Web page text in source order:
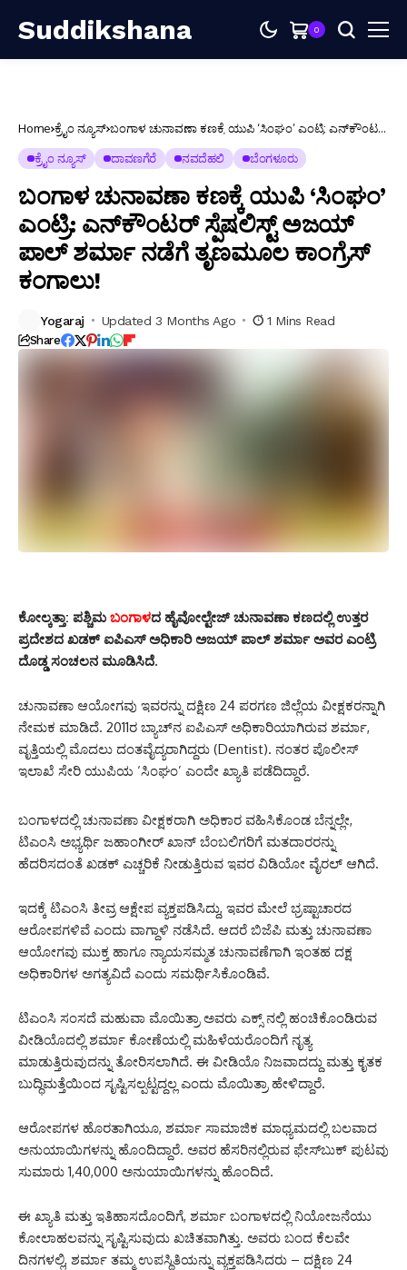
Suddikshana 0
Home ಕ್ರೈಂ ನ್ಯೂಸ್ ಬಂಗಾಳ ಚುನಾವಣಾ ಕಣಕ್ಕೆ ಯುಪಿ ‘ಸಿಂಘಂ’ ಎಂಟ್ರಿ: ಎನ್‌ಕೌಂಟರ್
ಕಂಗಾಲು!
ಕ್ರೈಂ ನ್ಯೂಸ್ ದಾವಣಗೆರೆ ನವದೆಹಲಿ ಬೆಂಗಳೂರು
ಬಂಗಾಳ ಚುನಾವಣಾ ಕಣಕ್ಕೆ ಯುಪಿ ‘ಸಿಂಘಂ’
ಎಂಟ್ರಿ: ಎನ್‌ಕೌಂಟರ್ ಸ್ಪೆಷಲಿಸ್ಟ್ ಅಜಯ್
ಪಾಲ್ ಶರ್ಮಾ ನಡೆಗೆ ತೃಣಮೂಲ ಕಾಂಗ್ರೆಸ್
ಕಂಗಾಲು!
Yogaraj Updated 3 Months Ago 1 Mins Read
Share
ಕೋಲ್ಕತ್ತಾ: ಪಶ್ಚಿಮ ಬಂಗಾಳದ ಹೈವೋಲ್ಟೇಜ್ ಚುನಾವಣಾ ಕಣದಲ್ಲಿ ಉತ್ತರ
ಪ್ರದೇಶದ ಖಡಕ್ ಐಪಿಎಸ್ ಅಧಿಕಾರಿ ಅಜಯ್ ಪಾಲ್ ಶರ್ಮಾ ಅವರ ಎಂಟ್ರಿ
ದೊಡ್ಡ ಸಂಚಲನ ಮೂಡಿಸಿದೆ.
ಚುನಾವಣಾ ಆಯೋಗವು ಇವರನ್ನು ದಕ್ಷಿಣ 24 ಪರಗಣ ಜಿಲ್ಲೆಯ ವೀಕ್ಷಕರನ್ನಾಗಿ
ನೇಮಕ ಮಾಡಿದೆ. 2011ರ ಬ್ಯಾಚ್‌ನ ಐಪಿಎಸ್ ಅಧಿಕಾರಿಯಾಗಿರುವ ಶರ್ಮಾ,
ವೃತ್ತಿಯಲ್ಲಿ ಮೊದಲು ದಂತವೈದ್ಯರಾಗಿದ್ದರು (Dentist). ನಂತರ ಪೊಲೀಸ್
ಇಲಾಖೆ ಸೇರಿ ಯುಪಿಯ ‘ಸಿಂಘಂ’ ಎಂದೇ ಖ್ಯಾತಿ ಪಡೆದಿದ್ದಾರೆ.
ಬಂಗಾಳದಲ್ಲಿ ಚುನಾವಣಾ ವೀಕ್ಷಕರಾಗಿ ಅಧಿಕಾರ ವಹಿಸಿಕೊಂಡ ಬೆನ್ನಲ್ಲೇ,
ಟಿಎಂಸಿ ಅಭ್ಯರ್ಥಿ ಜಹಾಂಗೀರ್ ಖಾನ್ ಬೆಂಬಲಿಗರಿಗೆ ಮತದಾರರನ್ನು
ಹೆದರಿಸದಂತೆ ಖಡಕ್ ಎಚ್ಚರಿಕೆ ನೀಡುತ್ತಿರುವ ಇವರ ವಿಡಿಯೋ ವೈರಲ್ ಆಗಿದೆ.
ಇದಕ್ಕೆ ಟಿಎಂಸಿ ತೀವ್ರ ಆಕ್ಷೇಪ ವ್ಯಕ್ತಪಡಿಸಿದ್ದು, ಇವರ ಮೇಲೆ ಭ್ರಷ್ಟಾಚಾರದ
ಆರೋಪಗಳಿವೆ ಎಂದು ವಾಗ್ದಾಳಿ ನಡೆಸಿದೆ. ಆದರೆ ಬಿಜೆಪಿ ಮತ್ತು ಚುನಾವಣಾ
ಆಯೋಗವು ಮುಕ್ತ ಹಾಗೂ ನ್ಯಾಯಸಮ್ಮತ ಚುನಾವಣೆಗಾಗಿ ಇಂತಹ ದಕ್ಷ
ಅಧಿಕಾರಿಗಳ ಅಗತ್ಯವಿದೆ ಎಂದು ಸಮರ್ಥಿಸಿಕೊಂಡಿವೆ.
ಟಿಎಂಸಿ ಸಂಸದೆ ಮಹುವಾ ಮೊಯಿತ್ರಾ ಅವರು ಎಕ್ಸ್ ನಲ್ಲಿ ಹಂಚಿಕೊಂಡಿರುವ
ವೀಡಿಯೊದಲ್ಲಿ ಶರ್ಮಾ ಕೋಣೆಯಲ್ಲಿ ಮಹಿಳೆಯರೊಂದಿಗೆ ನೃತ್ಯ
ಮಾಡುತ್ತಿರುವುದನ್ನು ತೋರಿಸಲಾಗಿದೆ. ಈ ವೀಡಿಯೊ ನಿಜವಾದದ್ದು ಮತ್ತು ಕೃತಕ
ಬುದ್ಧಿಮತ್ತೆಯಿಂದ ಸೃಷ್ಟಿಸಲ್ಪಟ್ಟದ್ದಲ್ಲ ಎಂದು ಮೊಯಿತ್ರಾ ಹೇಳಿದ್ದಾರೆ.
ಆರೋಪಗಳ ಹೊರತಾಗಿಯೂ, ಶರ್ಮಾ ಸಾಮಾಜಿಕ ಮಾಧ್ಯಮದಲ್ಲಿ ಬಲವಾದ
ಅನುಯಾಯಿಗಳನ್ನು ಹೊಂದಿದ್ದಾರೆ. ಅವರ ಹೆಸರಿನಲ್ಲಿರುವ ಫೇಸ್‌ಬುಕ್ ಪುಟವು
ಸುಮಾರು 1,40,000 ಅನುಯಾಯಿಗಳನ್ನು ಹೊಂದಿದೆ.
ಈ ಖ್ಯಾತಿ ಮತ್ತು ಇತಿಹಾಸದೊಂದಿಗೆ, ಶರ್ಮಾ ಬಂಗಾಳದಲ್ಲಿ ನಿಯೋಜನೆಯು
ಕೋಲಾಹಲವನ್ನು ಸೃಷ್ಟಿಸುವುದು ಖಚಿತವಾಗಿತ್ತು. ಅವರು ಬಂದ ಕೆಲವೇ
ದಿನಗಳಲ್ಲಿ, ಶರ್ಮಾ ತಮ್ಮ ಉಪಸ್ಥಿತಿಯನ್ನು ವ್ಯಕ್ತಪಡಿಸಿದರು – ದಕ್ಷಿಣ 24